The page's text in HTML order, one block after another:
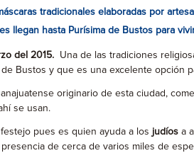
tradicionales elaboradas por
llegan hasta Purísima de Bustos para
del 2015. Una de las tradiciones
Bustos y que es una excelente opción
originario de esta ciudad,
se usan.
pues es quien ayuda a los judíos a
de cerca de varios miles de